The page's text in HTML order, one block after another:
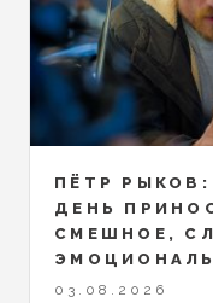
ПЁТР
ДЕНЬ
СМЕШНОЕ,
03.08.2026